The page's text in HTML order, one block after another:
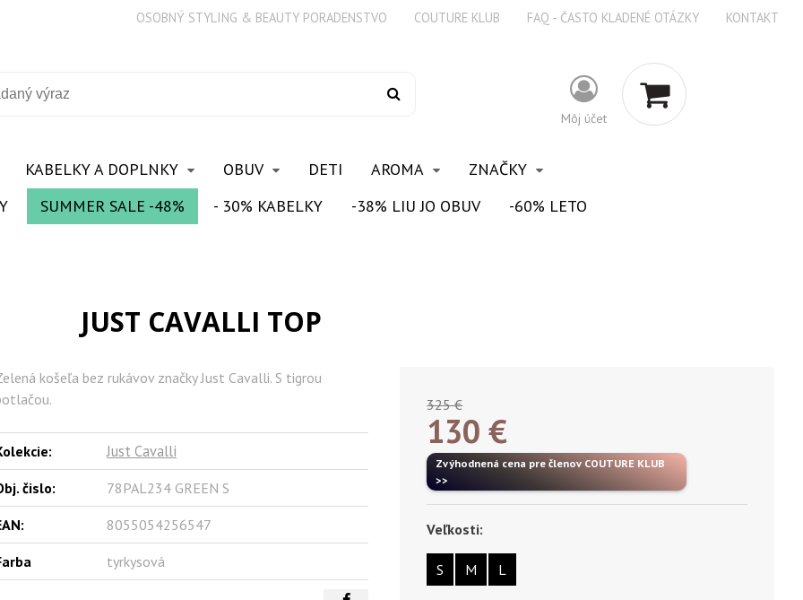
OSOBNÝ STYLING & BEAUTY PORADENSTVO COUTURE KLUB FAQ - ČASTO KLADENÉ OTÁZKY KONTAKT
Môj účet
KABELKY A DOPLNKY OBUV DETI AROMA
ZNAČKY
SUMMER SALE -48% - 30% KABELKY -38% LIU JO OBUV -60% LETO
JUST CAVALLI TOP
325 €
130 €
Zvýhodnená cena pre členov COUTURE KLUB
>>
Veľkosti:
S M L
košeľa bez rukávov značky Just Cavalli. S tigrou
Just Cavalli
čislo: 78PAL234 GREEN S
8055054256547
tyrkysová